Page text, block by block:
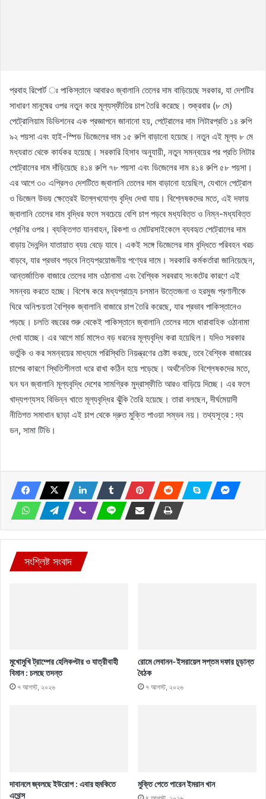
প্রবাহ রিপোর্ট ঃ পাকিস্তানে আবারও জ্বালানি তেলের দাম বাড়িয়েছে সরকার, যা দেশটির
সাধারণ মানুষের ওপর নতুন করে মূল্যস্ফীতির চাপ তৈরি করেছে। শুক্রবার (৮ মে)
পেট্রোলিয়াম ডিভিশনের এক প্রজ্ঞাপনে জানানো হয়, পেট্রোলের দাম লিটারপ্রতি ১৪ রুপি
৯২ পয়সা এবং হাই-স্পিড ডিজেলের দাম ১৫ রুপি বাড়ানো হয়েছে। নতুন এই মূল্য ৮ মে
মধ্যরাত থেকে কার্যকর হয়েছে। সরকারি হিসাব অনুযায়ী, নতুন সমন্বয়ের পর প্রতি লিটার
পেট্রোলের দাম দাঁড়িয়েছে ৪১৪ রুপি ৭৮ পয়সা এবং ডিজেলের দাম ৪১৪ রুপি ৫৮ পয়সা।
এর আগে ৩০ এপ্রিলও দেশটিতে জ্বালানি তেলের দাম বাড়ানো হয়েছিল, যেখানে পেট্রোল
ও ডিজেল উভয় ক্ষেত্রেই উল্লেখযোগ্য বৃদ্ধি দেখা যায়। বিশ্লেষকদের মতে, এই দফায়
জ্বালানি তেলের দাম বৃদ্ধির ফলে সবচেয়ে বেশি চাপ পড়বে মধ্যবিত্ত ও নিম্ন-মধ্যবিত্ত
শ্রেণির ওপর। ব্যক্তিগত যানবাহন, রিকশা ও মোটরসাইকেলে ব্যবহৃত পেট্রোলের দাম
বাড়ায় দৈনন্দিন যাতায়াত ব্যয় বেড়ে যাবে। একই সঙ্গে ডিজেলের দাম বৃদ্ধিতে পরিবহন খরচ
বাড়বে, যার প্রভাব পড়বে নিত্যপ্রয়োজনীয় পণ্যের দামে। সরকারি কর্মকর্তারা জানিয়েছেন,
আন্তর্জাতিক বাজারে তেলের দাম ওঠানামা এবং বৈশ্বিক সরবরাহ সংকটের কারণে এই
সমন্বয় করতে হচ্ছে। বিশেষ করে মধ্যপ্রাচ্যে চলমান উত্তেজনা ও হরমুজ প্রণালীকে
ঘিরে অনিশ্চয়তা বৈশ্বিক জ্বালানি বাজারে চাপ তৈরি করেছে, যার প্রভাব পাকিস্তানেও
পড়ছে। চলতি বছরের শুরু থেকেই পাকিস্তানে জ্বালানি তেলের দামে ধারাবাহিক ওঠানামা
দেখা যাচ্ছে। এর আগে মার্চ মাসেও বড় ধরনের মূল্যবৃদ্ধি করা হয়েছিল। যদিও সরকার
ভর্তুকি ও কর সমন্বয়ের মাধ্যমে পরিস্থিতি নিয়ন্ত্রণের চেষ্টা করছে, তবে বৈশ্বিক বাজারের
চাপের কারণে স্থিতিশীলতা ধরে রাখা কঠিন হয়ে পড়েছে। অর্থনৈতিক বিশ্লেষকদের মতে,
ঘন ঘন জ্বালানি মূল্যবৃদ্ধি দেশের সামগ্রিক মুদ্রাস্ফীতি আরও বাড়িয়ে দিচ্ছে। এর ফলে
খাদ্যপণ্যসহ বিভিন্ন খাতে মূল্যবৃদ্ধির ঝুঁকি তৈরি হয়েছে। তারা বলছেন, দীর্ঘমেয়াদী
নীতিগত সমাধান ছাড়া এই চাপ থেকে দ্রুত মুক্তি পাওয়া সম্ভব নয়। তথ্যসূত্র : দ্য
ডন, সামা টিভি।
সংশ্লিষ্ট সংবাদ
মুখোমুখি ট্রাম্পের হেলিকপ্টার ও যাত্রীবাহী
বিমান : চলছে তদন্ত
৭ আগস্ট, ২০২৬
রোমে লেবানন-ইসরায়েল সপ্তম দফার চূড়ান্ত
বৈঠক
৭ আগস্ট, ২০২৬
দাবানলে জ্বলছে ইউরোপ : এবার হুমকিতে
এথেন্স
মুক্তি পেতে পারেন ইমরান খান